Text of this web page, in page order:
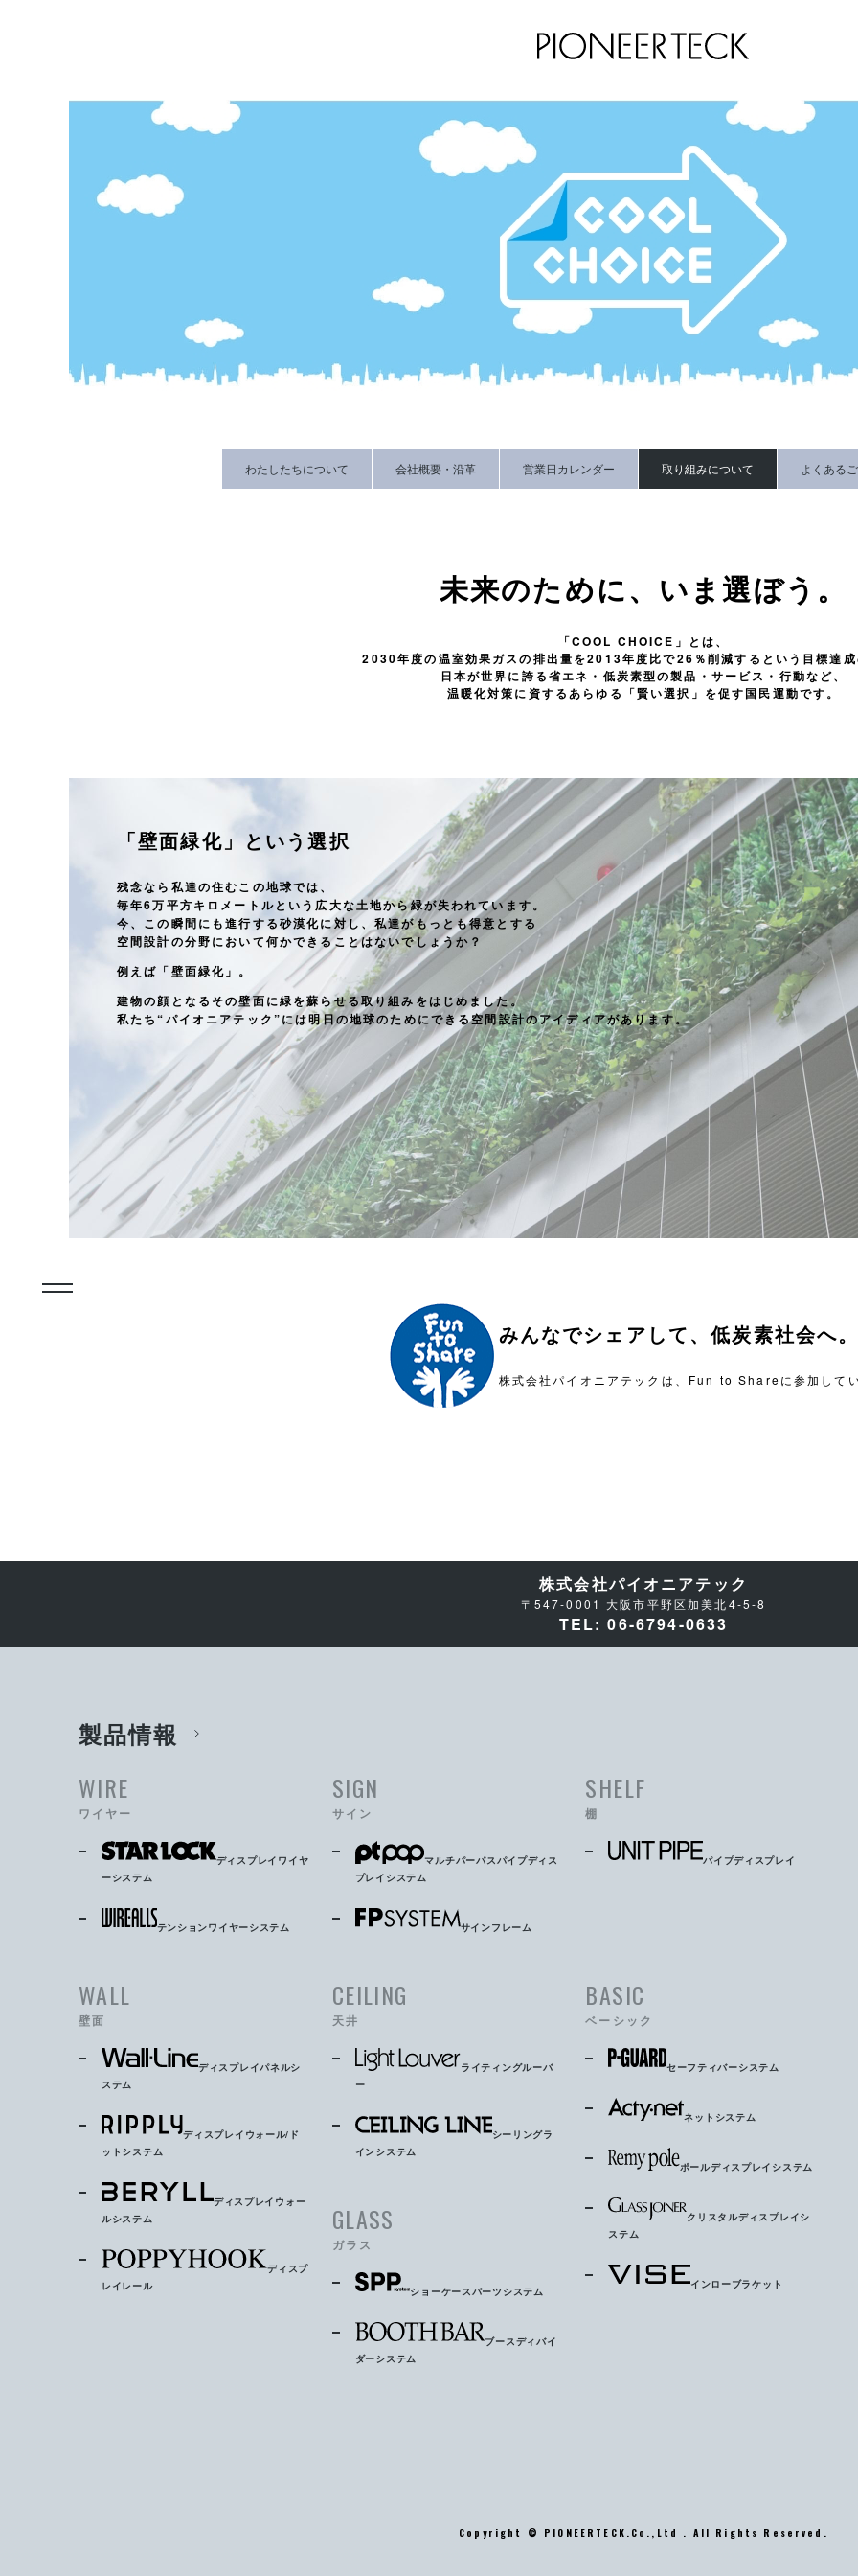
わたしたちについて 会社概要・沿革 営業日カレンダー 取り組みについて よくある
未来のために、 いま選ぼう。
「COOL CHOICE」とは、
2030年度の温室効果ガスの排出量を2013年度比で26％削減するという目標達成
日本が世界に誇る省エネ・低炭素型の製品・サービス・行動など、
温暖化対策に資するあらゆる「賢い選択」を促す国民運動です。
「壁面緑化」という選択
残念なら私達の住むこの地球では、
毎年6万平方キロメートルという広大な土地から緑が失われています。
今、この瞬間にも進行する砂漠化に対し、私達がもっとも得意とする
空間設計の分野において何かできることはないでしょうか？
例えば「壁面緑化」。
建物の顔となるその壁面に緑を蘇らせる取り組みをはじめました。
私たち“パイオニアテック”には明日の地球のためにできる空間設計のアイディアがあります。
みんなでシェアして、低炭素社会へ。
株式会社パイオニアテックは、 Fun to Shareに参加してい
株式会社パイオニアテック
〒547-0001 大阪市平野区加美北4-5-8
TEL: 06-6794-0633
製品情報
WIRE
ワイヤー
ディスプレイワイヤ
ーシステム
テンションワイヤーシステム
SIGN
サイン
マルチパーパスパイプディス
プレイシステム
サインフレーム
SHELF
棚
パイプディスプレイ
WALL
壁面
ディスプレイパネルシ
ステム
ディスプレイウォール/ド
ットシステム
ディスプレイウォー
ルシステム
ディスプ
レイレール
CEILING
天井
ライティングルーバ
ー
シーリングラ
インシステム
GLASS
ガラス
ショーケースパーツシステム
ブースディバイ
ダーシステム
BASIC
ベーシック
セーフティバーシステム
ネットシステム
ポールディスプレイシステム
クリスタルディスプレイシ
ステム
インローブラケット
Copyright © PIONEERTECK.Co.,Ltd . All Rights Reserved.